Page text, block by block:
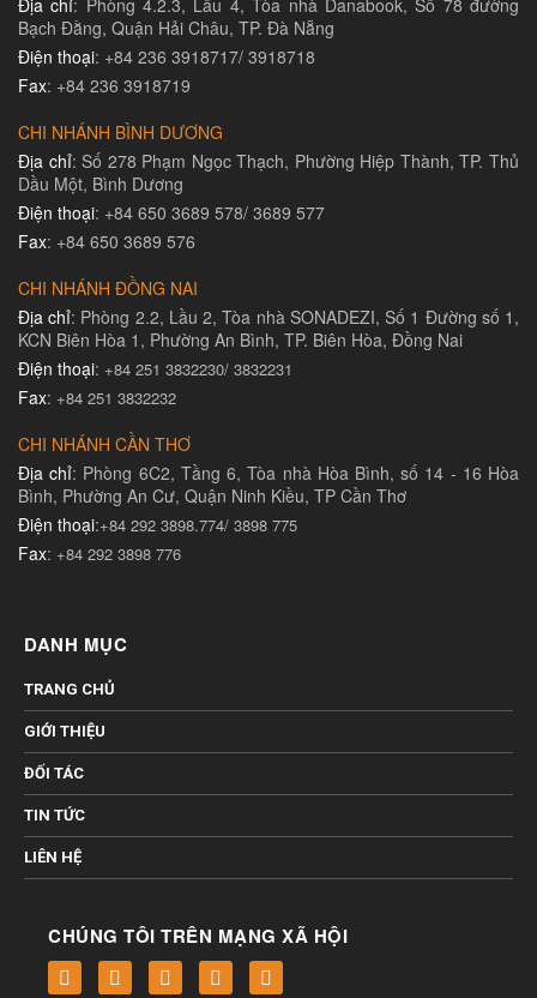
Địa chỉ: Phòng 4.2.3, Lầu 4, Tòa nhà Danabook, Số 78 đường
Bạch Đằng, Quận Hải Châu, TP. Đà Nẵng
Điện thoại: +84 236 3918717/ 3918718
Fax: +84 236 3918719
CHI NHÁNH BÌNH DƯƠNG
Địa chỉ: Số 278 Phạm Ngọc Thạch, Phường Hiệp Thành, TP. Thủ
Dầu Một, Bình Dương
Điện thoại: +84 650 3689 578/ 3689 577
Fax: +84 650 3689 576
CHI NHÁNH ĐỒNG NAI
Địa chỉ: Phòng 2.2, Lầu 2, Tòa nhà SONADEZI, Số 1 Đường số 1,
KCN Biên Hòa 1, Phường An Bình, TP. Biên Hòa, Đồng Nai
Điện thoại: +84 251 3832230/ 3832231​
Fax: +84 251 3832232
CHI NHÁNH CẦN THƠ
Địa chỉ: Phòng 6C2, Tầng 6, Tòa nhà Hòa Bình, số 14 - 16 Hòa
Bình, Phường An Cư, Quận Ninh Kiều, TP Cần Thơ
Điện thoại:+84 292 3898.774/ 3898 775
Fax: +84 292 3898 776
DANH MỤC
TRANG CHỦ
GIỚI THIỆU
ĐỐI TÁC
TIN TỨC
LIÊN HỆ
CHÚNG TÔI TRÊN MẠNG XÃ HỘI